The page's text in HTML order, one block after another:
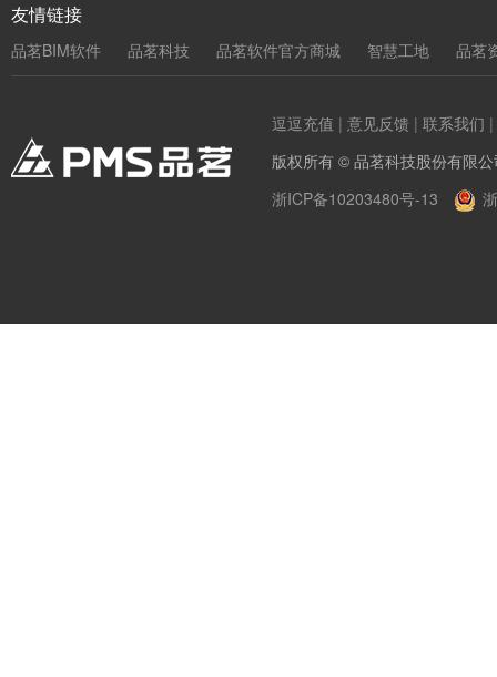
友情链接
品茗BIM软件 品茗科技 品茗软件官方商城 智慧工地 品茗
逗逗充值 | 意见反馈 | 联系我们 |
版权所有 © 品茗科技股份有限
浙ICP备10203480号-13